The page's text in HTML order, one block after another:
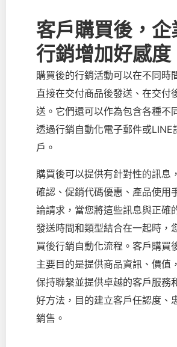
客戶購買後，企
行銷增加好感度
購買後的行銷活動可以在不同時
直接在交付商品後發送、在交付
送。它們還可以作為包含各種不
透過行銷自動化電子郵件或LINE
戶。
購買後可以提供有針對性的訊息
確認、促銷代碼優惠、產品使用
論請求，當您將這些訊息與正確
發送時間和類型結合在一起時，
買後行銷自動化流程。客戶購買
主要目的是提供商品資訊、價值
保持聯繫並提供卓越的客戶服務
好方法，目的建立客戶任認度、
銷售。